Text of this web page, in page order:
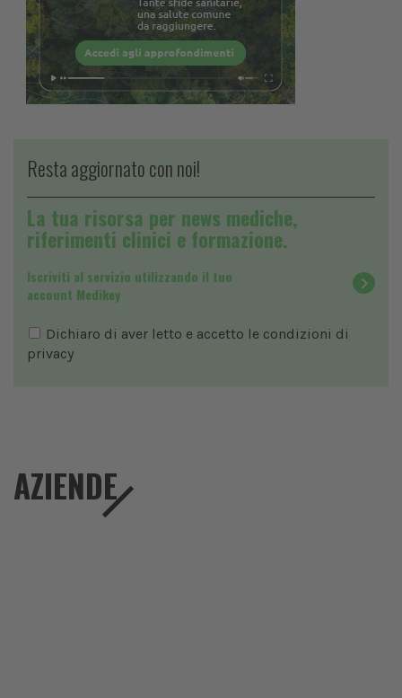
Resta aggiornato con noi!
La tua risorsa per news mediche,
riferimenti clinici e formazione.
Iscriviti al servizio utilizzando il tuo
account Medikey
Dichiaro di aver letto e accetto le condizioni di
privacy
AZIENDE